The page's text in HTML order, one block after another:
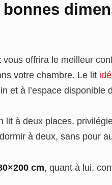
bonnes
vous offrira le meilleur
votre chambre. Le lit
et à l’espace disponible
lit à deux places,
à deux, sans pour
cm, quant à lui,